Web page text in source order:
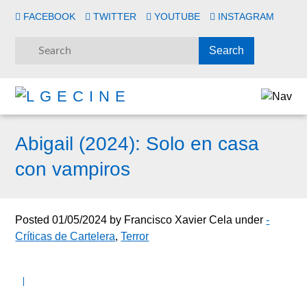
FACEBOOK TWITTER YOUTUBE INSTAGRAM
Abigail (2024): Solo en casa
con vampiros
Posted01/05/2024 by Francisco Xavier Cela under-
Críticas de Cartelera,Terror